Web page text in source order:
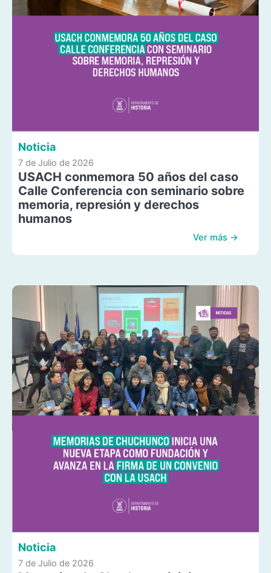
Noticia
7 de Julio de 2026
USACH conmemora 50 años del caso
Calle Conferencia con seminario sobre
memoria, represión y derechos
humanos
Ver más →
Noticia
7 de Julio de 2026